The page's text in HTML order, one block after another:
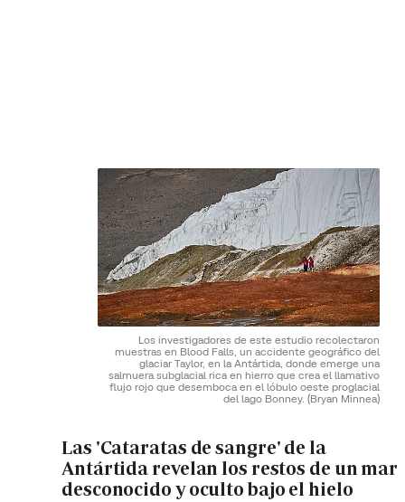
Los investigadores de este estudio recolectaron
muestras en Blood Falls, un accidente geográfico del
glaciar Taylor, en la Antártida, donde emerge una
salmuera subglacial rica en hierro que crea el llamativo
flujo rojo que desemboca en el lóbulo oeste proglacial
del lago Bonney. (Bryan Minnea)
Las 'Cataratas de sangre' de la
Antártida revelan los restos de un mar
desconocido y oculto bajo el hielo